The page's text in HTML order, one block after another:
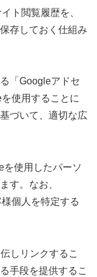
ト閲覧履歴を、
存しておく仕組み
「Googleアドセ
使用することに
づいて、適切な広
を使用したパーソ
す。なお、
個人を特定する
しリンクするこ
手段を提供するこ